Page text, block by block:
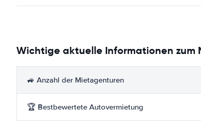
Wichtige aktuelle Informationen zum
🚙 Anzahl der Mietagenturen
🏆 Bestbewertete Autovermietung